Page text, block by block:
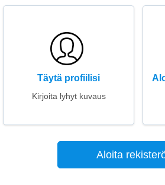
Täytä profiilisi
Kirjoita lyhyt kuvaus
Aloita